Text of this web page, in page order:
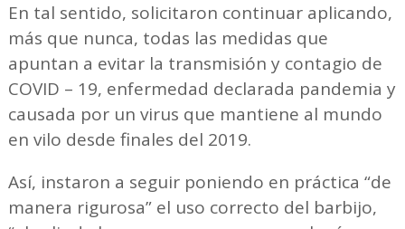
En tal sentido, solicitaron continuar aplicando,
más que nunca, todas las medidas que
apuntan a evitar la transmisión y contagio de
COVID – 19, enfermedad declarada pandemia y
causada por un virus que mantiene al mundo
en vilo desde finales del 2019.
Así, instaron a seguir poniendo en práctica “de
manera rigurosa” el uso correcto del barbijo,